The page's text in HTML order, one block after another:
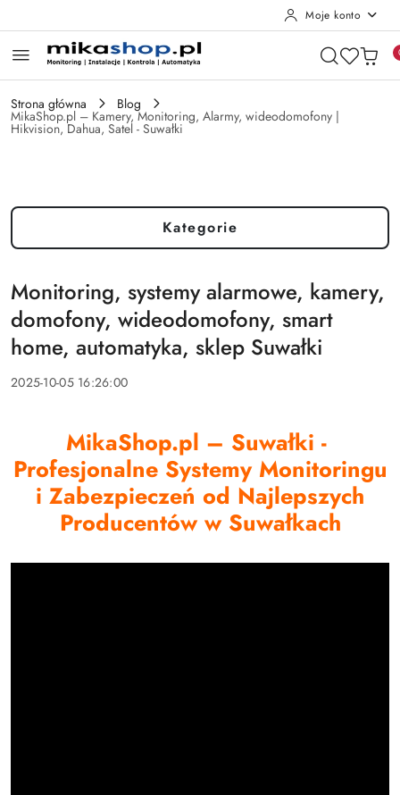
Moje konto
Strona główna Blog
MikaShop.pl – Kamery, Monitoring, Alarmy, wideodomofony |
Hikvision, Dahua, Satel - Suwałki
Kategorie
Monitoring, systemy alarmowe, kamery,
domofony, wideodomofony, smart
home, automatyka, sklep Suwałki
2025-10-05 16:26:00
MikaShop.pl – Suwałki -
Profesjonalne Systemy Monitoringu
i Zabezpieczeń od Najlepszych
Producentów w Suwałkach